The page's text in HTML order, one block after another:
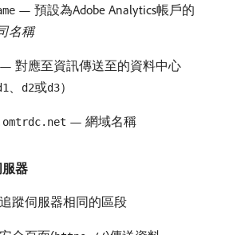
— 預設為Adobe Analytics帳戶的​
名稱
— 對應至資訊傳送至的資料中心
d2或d3）
— 網域名稱
器
蹤伺服器相同的區段